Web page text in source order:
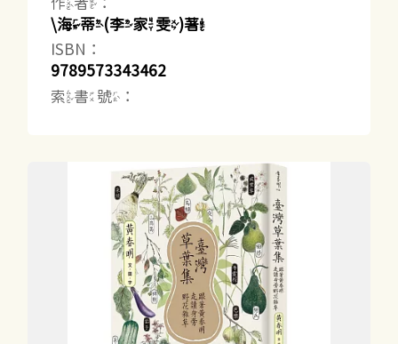
作者：
\海蒂(李家雯)著
ISBN：
9789573343462
索書號：